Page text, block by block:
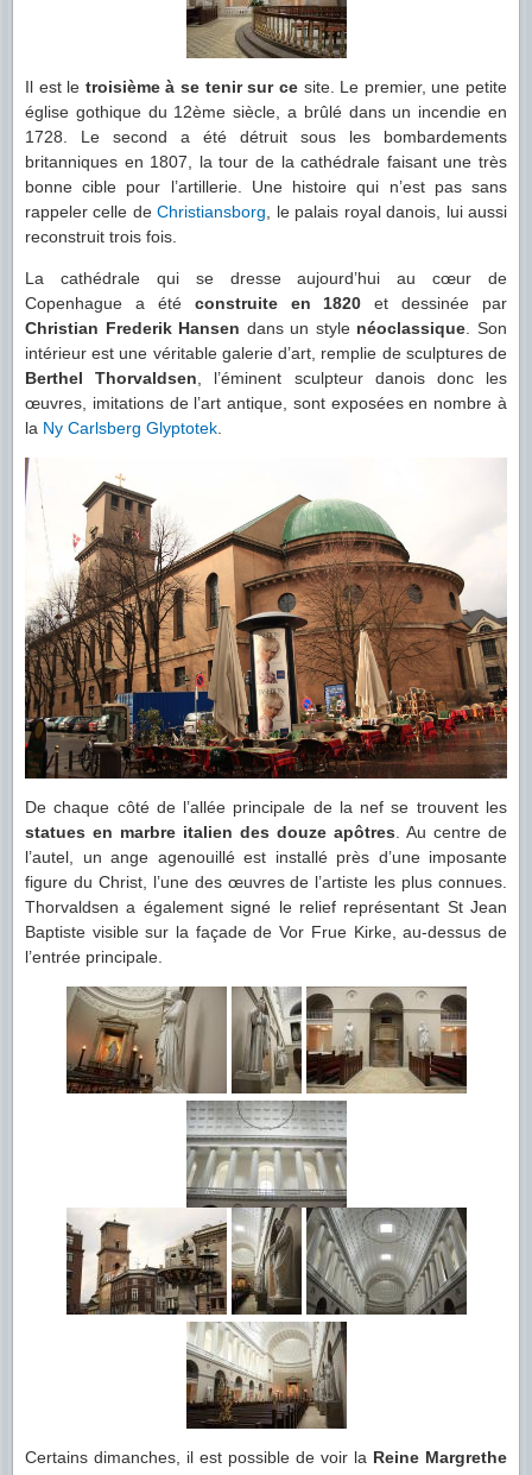
Il est le troisième à se tenir sur ce site. Le premier, une petite
église gothique du 12ème siècle, a brûlé dans un incendie en
1728. Le second a été détruit sous les bombardements
britanniques en 1807, la tour de la cathédrale faisant une très
bonne cible pour l’artillerie. Une histoire qui n’est pas sans
rappeler celle deChristiansborg, le palais royal danois, lui aussi
reconstruit trois fois.
La cathédrale qui se dresse aujourd’hui au cœur de
Copenhague a été construite en 1820 et dessinée par
Christian Frederik Hansen dans un style néoclassique. Son
intérieur est une véritable galerie d’art, remplie de sculptures de
Berthel Thorvaldsen, l’éminent sculpteur danois donc les
œuvres, imitations de l’art antique, sont exposées en nombre à
la Ny Carlsberg Glyptotek.
De chaque côté de l’allée principale de la nef se trouvent les
statues en marbre italien des douze apôtres. Au centre de
l’autel, un ange agenouillé est installé près d’une imposante
figure du Christ, l’une des œuvres de l’artiste les plus connues.
Thorvaldsen a également signé le relief représentant St Jean
Baptiste visible sur la façade de Vor Frue Kirke, au-dessus de
l’entrée principale.
Certains dimanches, il est possible de voir la Reine Margrethe